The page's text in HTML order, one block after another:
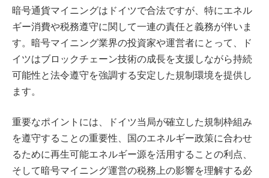
暗号通貨マイニングはドイツで合法ですが、特にエネル
ギー消費や税務遵守に関して一連の責任と義務が伴いま
す。暗号マイニング業界の投資家や運営者にとって、ド
イツはブロックチェーン技術の成長を支援しながら持続
可能性と法令遵守を強調する安定した規制環境を提供し
ます。
重要なポイントには、ドイツ当局が確立した規制枠組み
を遵守することの重要性、国のエネルギー政策に合わせ
るために再生可能エネルギー源を活用することの利点、
そして暗号マイニング運営の税務上の影響を理解する必